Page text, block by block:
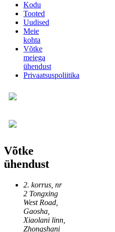
Kodu
Tooted
Uudised
Meie
kohta
Võtke
meiega
ühendust
Privaatsuspoliitika
Võtke
ühendust
2. korrus, nr
2 Tongxing
West Road,
Gaosha,
Xiaolani linn,
Zhongshani